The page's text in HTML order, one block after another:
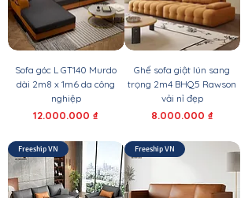
Sofa góc L GT140 Murdo
dài 2m8 x 1m6 da công
nghiệp
Giá
12.000.000 ₫
Ghế sofa giật lún sang
trọng 2m4 BHQ5 Rawson
vải nỉ đẹp
Giá
8.000.000 ₫
Freeship VN Freeship VN